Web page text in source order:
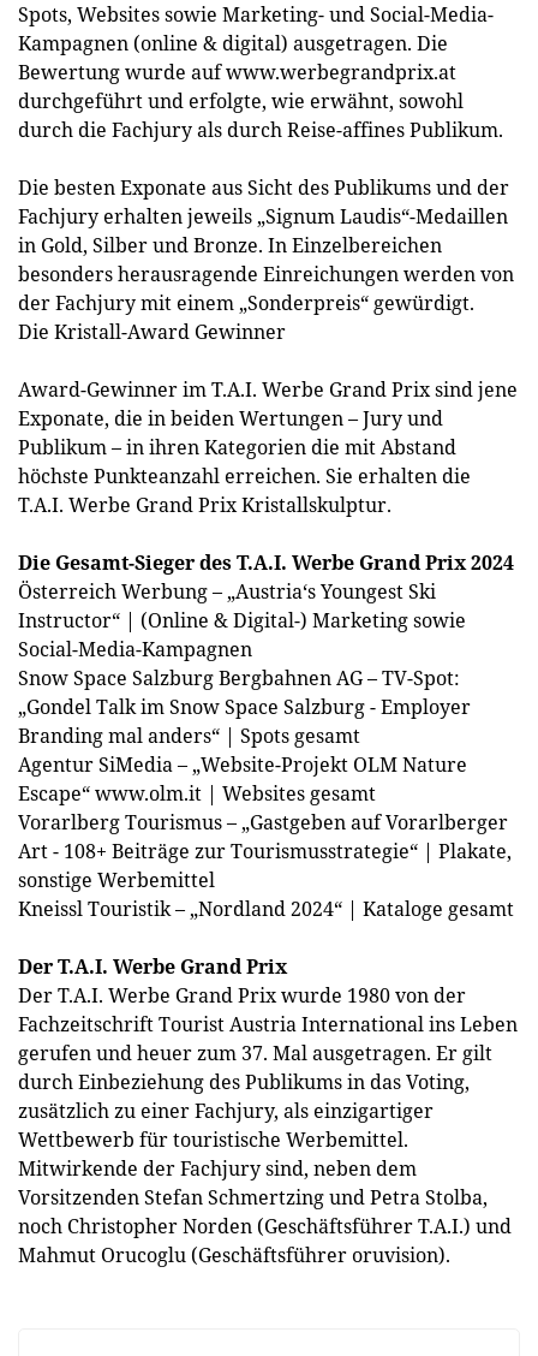
Spots, Websites sowie Marketing- und Social-Media-
Kampagnen (online & digital) ausgetragen. Die
Bewertung wurde auf www.werbegrandprix.at
durchgeführt und erfolgte, wie erwähnt, sowohl
durch die Fachjury als durch Reise-affines Publikum.
Die besten Exponate aus Sicht des Publikums und der
Fachjury erhalten jeweils „Signum Laudis“-Medaillen
in Gold, Silber und Bronze. In Einzelbereichen
besonders herausragende Einreichungen werden von
der Fachjury mit einem „Sonderpreis“ gewürdigt.
Die Kristall-Award Gewinner
Award-Gewinner im T.A.I. Werbe Grand Prix sind jene
Exponate, die in beiden Wertungen – Jury und
Publikum – in ihren Kategorien die mit Abstand
höchste Punkteanzahl erreichen. Sie erhalten die
T.A.I. Werbe Grand Prix Kristallskulptur.
Die Gesamt-Sieger des T.A.I. Werbe Grand Prix 2024
Österreich Werbung – „Austria‘s Youngest Ski
Instructor“ | (Online & Digital-) Marketing sowie
Social-Media-Kampagnen
Snow Space Salzburg Bergbahnen AG – TV-Spot:
„Gondel Talk im Snow Space Salzburg - Employer
Branding mal anders“ | Spots gesamt
Agentur SiMedia – „Website-Projekt OLM Nature
Escape“ www.olm.it | Websites gesamt
Vorarlberg Tourismus – „Gastgeben auf Vorarlberger
Art - 108+ Beiträge zur Tourismusstrategie“ | Plakate,
sonstige Werbemittel
Kneissl Touristik – „Nordland 2024“ | Kataloge gesamt
Der T.A.I. Werbe Grand Prix
Der T.A.I. Werbe Grand Prix wurde 1980 von der
Fachzeitschrift Tourist Austria International ins Leben
gerufen und heuer zum 37. Mal ausgetragen. Er gilt
durch Einbeziehung des Publikums in das Voting,
zusätzlich zu einer Fachjury, als einzigartiger
Wettbewerb für touristische Werbemittel.
Mitwirkende der Fachjury sind, neben dem
Vorsitzenden Stefan Schmertzing und Petra Stolba,
noch Christopher Norden (Geschäftsführer T.A.I.) und
Mahmut Orucoglu (Geschäftsführer oruvision).